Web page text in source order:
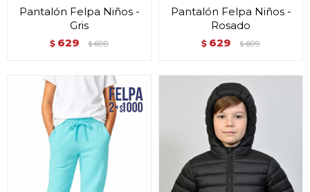
Pantalón Felpa Niños -
Gris
$ 629 $ 699
Pantalón Felpa Niños -
Rosado
$ 629 $ 699